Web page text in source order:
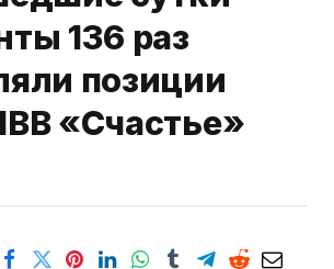
136 раз
позиции
«Счастье»